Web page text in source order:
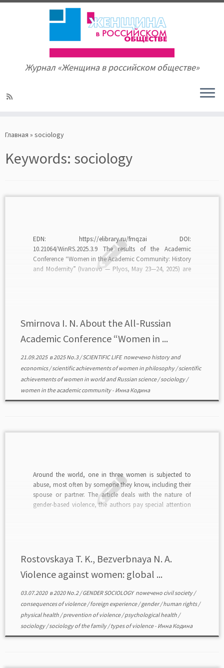
to
Журнал «Женщина в российском обществе»
Главная » sociology
Keywords: sociology
EDN: https://elibrary.ru/fmqzai DOI:
10.21064/WinRS.2025.3.9 The results of the Academic
Conference “Women in the Academic Community: History
and Modernity” (Ivanovo — Plyos, May 23—24, 2025) are
Smirnova I. N. About the All-Russian
Academic Conference “Women in ...
21.09.2025в2025 No.3/SCIENTIFIC LIFEпомечено history and
economics/scientific achievements of women in philosophy/scientific
achievements of women in world and Russian science/sociology/
women in the academic community- Инна Кодина
Around the world, one in three women is subjected to
abuse, most often by someone they know, including their
spouse or partner. The article deals with the nature of
gender-based violence, the authors pay special attention
Rostovskaya T. K., Bezverbnaya N. A.
Violence against women: global ...
03.07.2020в2020 No.2/GENDER SOCIOLOGYпомечено civil society/
consequences of violence/foreign experience/gender/human rights/
physical health /prevention of violence/psychological health /
sociology/sociology of the family/types of violence- Инна Кодина